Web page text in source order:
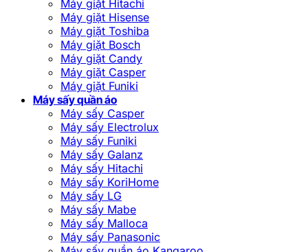
Máy giặt Hitachi
Máy giặt Hisense
Máy giặt Toshiba
Máy giặt Bosch
Máy giặt Candy
Máy giặt Casper
Máy giặt Funiki
Máy sấy quần áo
Máy sấy Casper
Máy sấy Electrolux
Máy sấy Funiki
Máy sấy Galanz
Máy sấy Hitachi
Máy sấy KoriHome
Máy sấy LG
Máy sấy Mabe
Máy sấy Malloca
Máy sấy Panasonic